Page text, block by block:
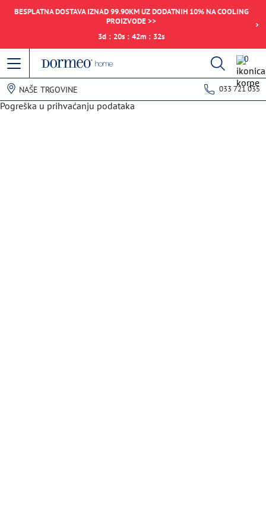
BESPLATNA DOSTAVA IZNAD 99.90KM UZ DODATNIH 10% NA COOLING
PROIZVODE >>
3d : 20s : 42m : 32s
0
NAŠE TRGOVINE 033 721 035
Pogreška u prihvaćanju podataka